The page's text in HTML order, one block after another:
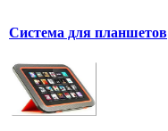
Система для планшетов